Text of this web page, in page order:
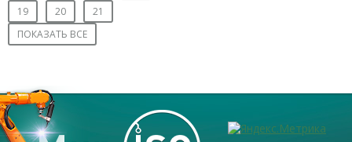
19
20
21
ПОКАЗАТЬ ВСЕ